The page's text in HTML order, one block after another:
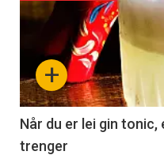
akkurat
nå
-
6
+
Når du er lei gin
trenger